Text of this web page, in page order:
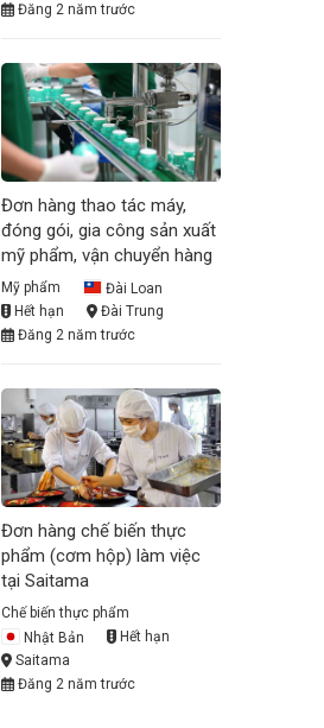
Đăng 2 năm trước
Đơn hàng thao tác máy,
đóng gói, gia công sản xuất
mỹ phẩm, vận chuyển hàng
Mỹ phẩm
Đài Loan
Hết hạn
Đài Trung
Đăng 2 năm trước
Đơn hàng chế biến thực
phẩm (cơm hộp) làm việc
tại Saitama
Chế biến thực phẩm
Nhật Bản
Hết hạn
Saitama
Đăng 2 năm trước